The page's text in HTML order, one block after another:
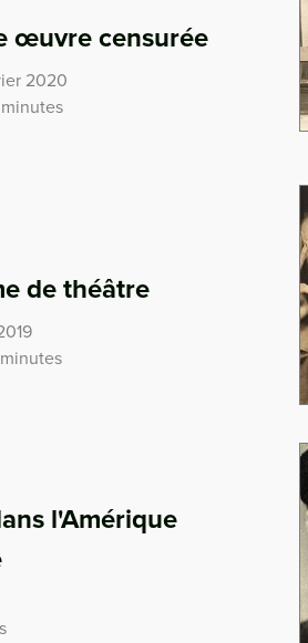
œuvre censurée
2020
de théâtre
l'Amérique